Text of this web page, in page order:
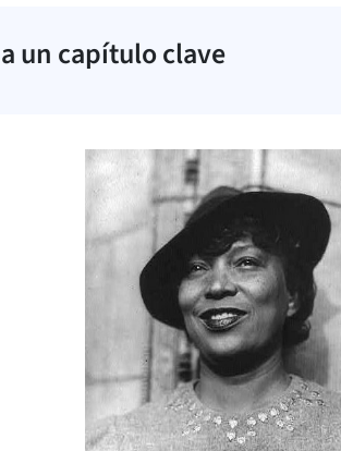
un capítulo clave